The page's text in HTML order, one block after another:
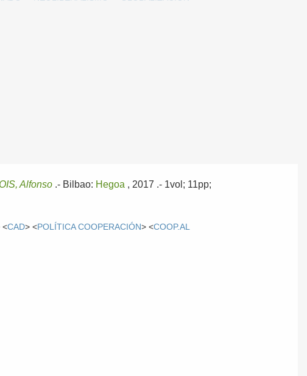
Alfonso .- Bilbao: Hegoa , 2017 .- 1vol; 11pp;
<CAD> <POLÍTICA COOPERACIÓN> <COOP.AL